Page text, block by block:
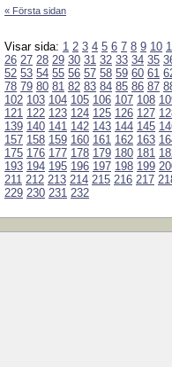
« Första sidan
Visar sida: 1 2 3 4 5 6 7 8 9 10
26 27 28 29 30 31 32 33 34 35
52 53 54 55 56 57 58 59 60 61
78 79 80 81 82 83 84 85 86 87
102 103 104 105 106 107 108
121 122 123 124 125 126 127
139 140 141 142 143 144 145
157 158 159 160 161 162 163
175 176 177 178 179 180 181
193 194 195 196 197 198 199
211 212 213 214 215 216 217
229 230 231 232